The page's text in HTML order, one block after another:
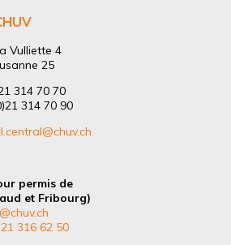
Vulliette 4
25
314 70 70
314 70 90
permis de
et Fribourg)
316 62 50